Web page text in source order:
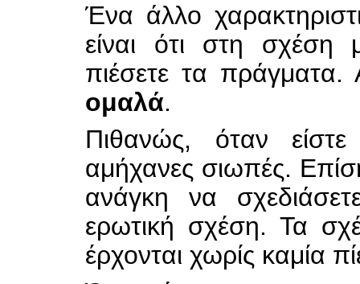
Ένα άλλο
είναι ότι στη σχέση
πιέσετε τα πράγματα.
ομαλά.
Πιθανώς, όταν
αμήχανες σιωπές.
ανάγκη να
ερωτική σχέση. Τα
έρχονται χωρίς καμία